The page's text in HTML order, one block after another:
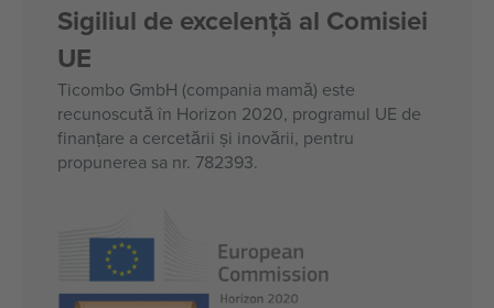
Sigiliul de excelență al Comisiei
UE
Ticombo GmbH (compania mamă) este
recunoscută în Horizon 2020, programul UE de
finanțare a cercetării și inovării, pentru
propunerea sa nr. 782393.